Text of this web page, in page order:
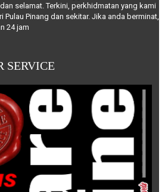
selamat. Terkini, perkhidmatan yang kami
Pulau Pinang dan sekitar. Jika anda berminat,
24 jam
SERVICE